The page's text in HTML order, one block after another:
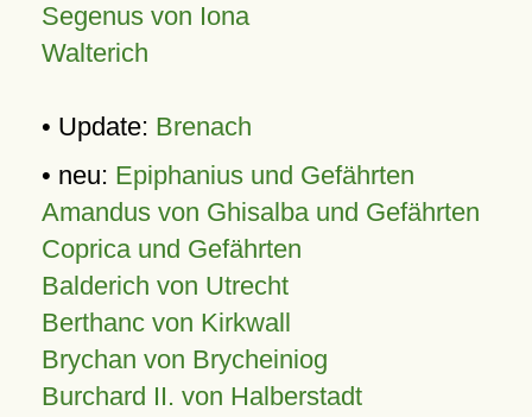
Segenus von Iona
Walterich
• Update: Brenach
• neu: Epiphanius und Gefährten
Amandus von Ghisalba und Gefährten
Coprica und Gefährten
Balderich von Utrecht
Berthanc von Kirkwall
Brychan von Brycheiniog
Burchard II. von Halberstadt